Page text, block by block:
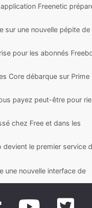
Freenetic
sur une nouvelle pépite de
pour les abonnés
Core débarque sur Prime
payez peut-être pour
chez Free et dans les
devient le premier service
une nouvelle interface de